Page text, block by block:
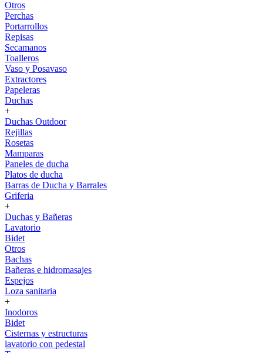
Otros
Perchas
Portarrollos
Repisas
Secamanos
Toalleros
Vaso y Posavaso
Extractores
Papeleras
Duchas
+
Duchas Outdoor
Rejillas
Rosetas
Mamparas
Paneles de ducha
Platos de ducha
Barras de Ducha y Barrales
Griferia
+
Duchas y Bañeras
Lavatorio
Bidet
Otros
Bachas
Bañeras e hidromasajes
Espejos
Loza sanitaria
+
Inodoros
Bidet
Cisternas y estructuras
lavatorio con pedestal